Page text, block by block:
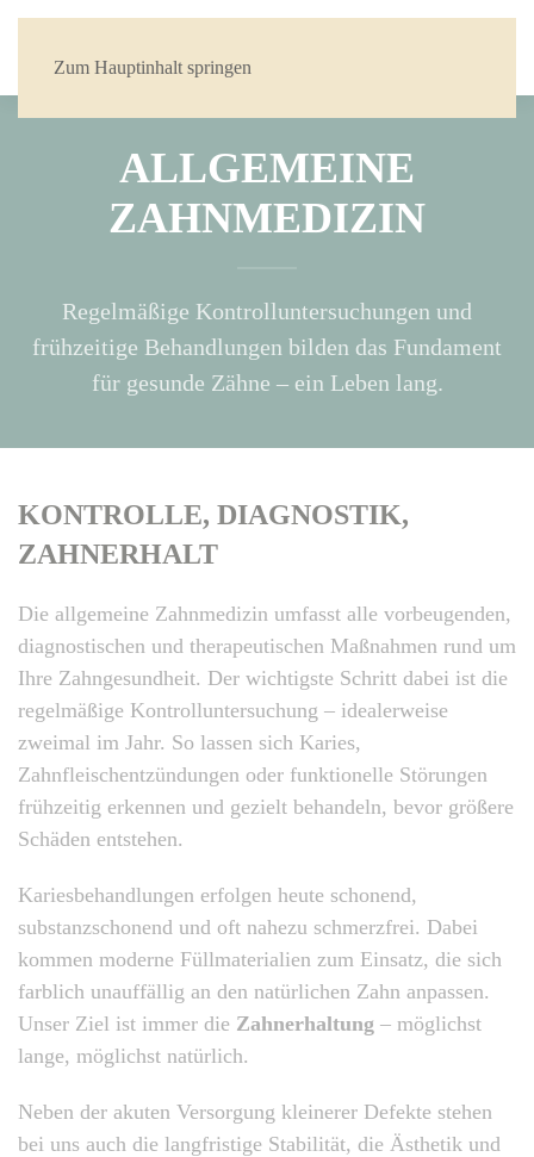
Zum Hauptinhalt springen
ALLGEMEINE
ZAHNMEDIZIN
Regelmäßige Kontrolluntersuchungen und
frühzeitige Behandlungen bilden das Fundament
für gesunde Zähne – ein Leben lang.
KONTROLLE, DIAGNOSTIK,
ZAHNERHALT
Die allgemeine Zahnmedizin umfasst alle vorbeugenden,
diagnostischen und therapeutischen Maßnahmen rund um
Ihre Zahngesundheit. Der wichtigste Schritt dabei ist die
regelmäßige Kontrolluntersuchung – idealerweise
zweimal im Jahr. So lassen sich Karies,
Zahnfleischentzündungen oder funktionelle Störungen
frühzeitig erkennen und gezielt behandeln, bevor größere
Schäden entstehen.
Kariesbehandlungen erfolgen heute schonend,
substanzschonend und oft nahezu schmerzfrei. Dabei
kommen moderne Füllmaterialien zum Einsatz, die sich
farblich unauffällig an den natürlichen Zahn anpassen.
Unser Ziel ist immer die Zahnerhaltung – möglichst
lange, möglichst natürlich.
Neben der akuten Versorgung kleinerer Defekte stehen
bei uns auch die langfristige Stabilität, die Ästhetik und